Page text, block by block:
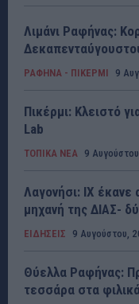
Λιμάνι Ραφήνας:
ΡΑΦΗΝΑ - ΠΙΚΕΡΜΙ 9
Πικέρμι: Κλειστό
Lab
ΤΟΠΙΚΑ ΝΕΑ 9
Λαγονήσι: ΙΧ
μηχανή της ΔΙΑΣ-
ΕΙΔΗΣΕΙΣ 9 Αυγούστου,
Θύελλα Ραφήνας:
τεσσάρα στα